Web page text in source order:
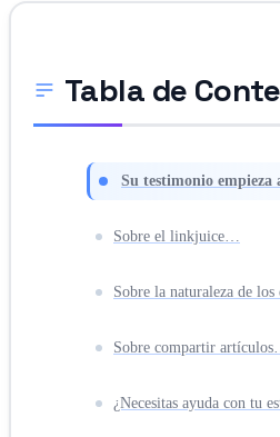
Tabla de
Su testimonio empieza
Sobre el linkjuice…
Sobre la naturaleza de los
Sobre compartir artículos…
¿Necesitas ayuda con tu